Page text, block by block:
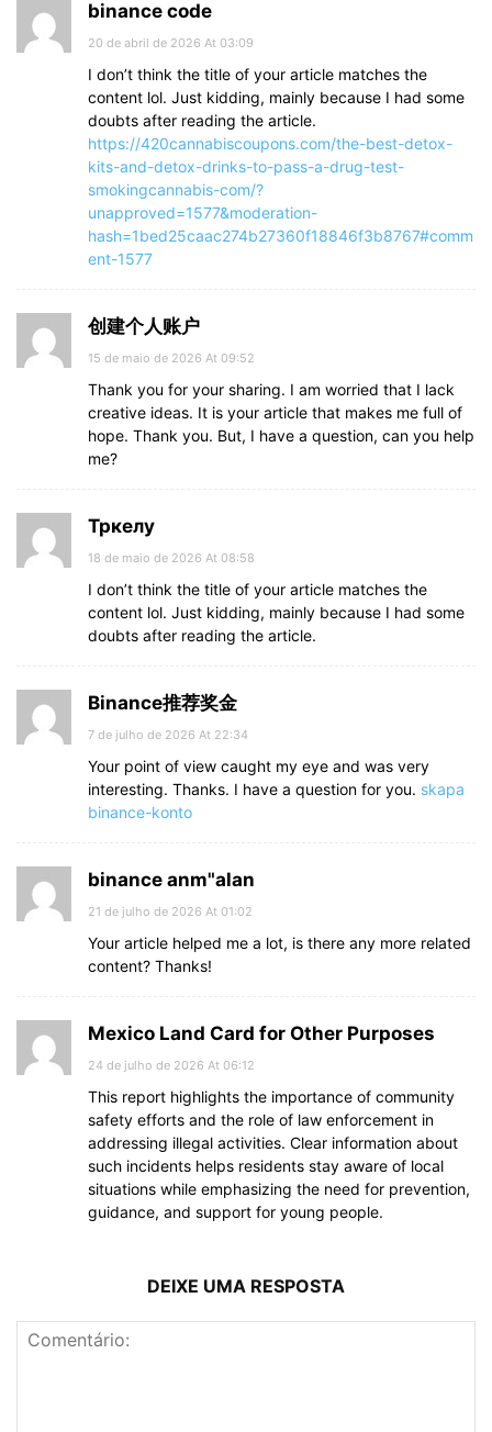
binance code
20 de abril de 2026 At 03:09
I don’t think the title of your article matches the
content lol. Just kidding, mainly because I had some
doubts after reading the article.
https://420cannabiscoupons.com/the-best-detox-
kits-and-detox-drinks-to-pass-a-drug-test-
smokingcannabis-com/?
unapproved=1577&moderation-
hash=1bed25caac274b27360f18846f3b8767#comm
ent-1577
创建个人账户
15 de maio de 2026 At 09:52
Thank you for your sharing. I am worried that I lack
creative ideas. It is your article that makes me full of
hope. Thank you. But, I have a question, can you help
me?
Тркелу
18 de maio de 2026 At 08:58
I don’t think the title of your article matches the
content lol. Just kidding, mainly because I had some
doubts after reading the article.
Binance推荐奖金
7 de julho de 2026 At 22:34
Your point of view caught my eye and was very
interesting. Thanks. I have a question for you. skapa
binance-konto
binance anm"alan
21 de julho de 2026 At 01:02
Your article helped me a lot, is there any more related
content? Thanks!
Mexico Land Card for Other Purposes
24 de julho de 2026 At 06:12
This report highlights the importance of community
safety efforts and the role of law enforcement in
addressing illegal activities. Clear information about
such incidents helps residents stay aware of local
situations while emphasizing the need for prevention,
guidance, and support for young people.
DEIXE UMA RESPOSTA